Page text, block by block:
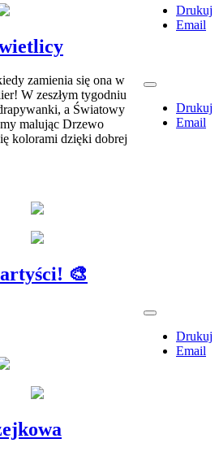
Drukuj
Email
Drukuj
Email
zamienia się ona w
W zeszłym tygodniu
a Światowy
malując Drzewo
kolorami dzięki dobrej
🎨
Drukuj
Email